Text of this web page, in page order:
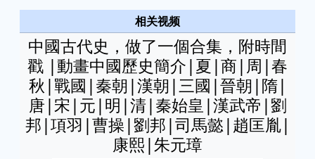
相关视频
中國古代史，做了一個合集，附時間
戳 |動畫中國歷史簡介|夏|商|周|春
秋|戰國|秦朝|漢朝|三國|晉朝|隋|
唐|宋|元|明|清|秦始皇|漢武帝|劉
邦|項羽|曹操|劉邦|司馬懿|趙匡胤|
康熙|朱元璋